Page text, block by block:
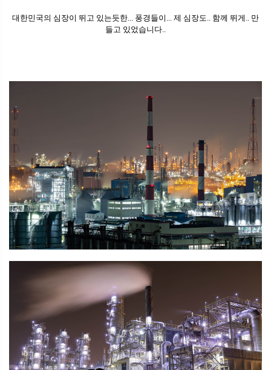
대한민국의 심장이 뛰고 있는듯한... 풍경들이... 제 심장도.. 함께 뛰게.. 만
들고 있었습니다..